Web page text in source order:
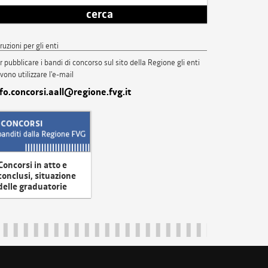
cerca
per gli enti
pubblicare i bandi di concorso sul sito della Regione gli enti
utilizzare l'e-mail
in atto e
situazione
graduatorie